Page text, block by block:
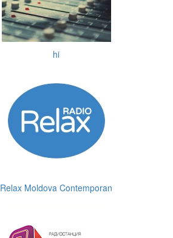
hi
Relax Moldova Contemporan